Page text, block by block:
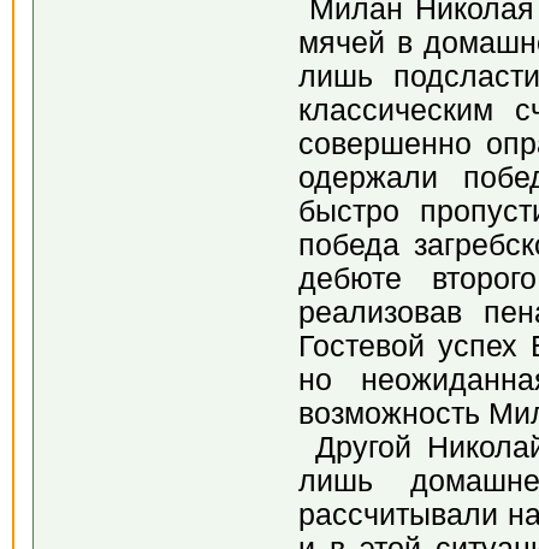
Милан Николая
мячей в
лишь
классическим
совершенно
одержали
быстро
победа
дебюте
реализовав
Гостевой успех
но
возможность
Другой
лишь
рассчитывали